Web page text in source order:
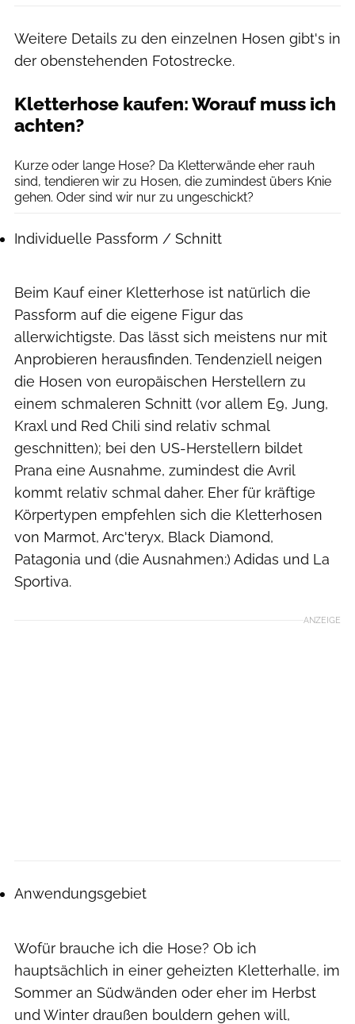
Weitere Details zu den einzelnen Hosen gibt's in
der obenstehenden Fotostrecke.
Kletterhose kaufen: Worauf muss ich
achten?
Kurze oder lange Hose? Da Kletterwände eher rauh
sind, tendieren wir zu Hosen, die zumindest übers Knie
gehen. Oder sind wir nur zu ungeschickt?
Individuelle Passform / Schnitt
Beim Kauf einer Kletterhose ist natürlich die
Passform auf die eigene Figur das
allerwichtigste. Das lässt sich meistens nur mit
Anprobieren herausfinden. Tendenziell neigen
die Hosen von europäischen Herstellern zu
einem schmaleren Schnitt (vor allem E9, Jung,
Kraxl und Red Chili sind relativ schmal
geschnitten); bei den US-Herstellern bildet
Prana eine Ausnahme, zumindest die Avril
kommt relativ schmal daher. Eher für kräftige
Körpertypen empfehlen sich die Kletterhosen
von Marmot, Arc'teryx, Black Diamond,
Patagonia und (die Ausnahmen:) Adidas und La
Sportiva.
ANZEIGE
Anwendungsgebiet
Wofür brauche ich die Hose? Ob ich
hauptsächlich in einer geheizten Kletterhalle, im
Sommer an Südwänden oder eher im Herbst
und Winter draußen bouldern gehen will,